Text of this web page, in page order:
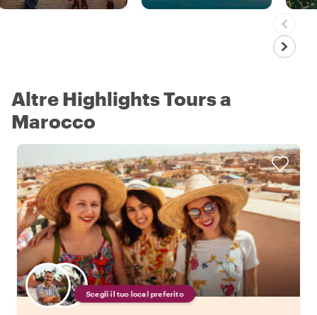
Altre Highlights Tours a
Marocco
Scegli il tuo local preferito